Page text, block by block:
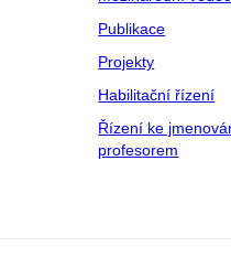
Publikace
Projekty
Habilitační řízení
Řízení ke
profesorem